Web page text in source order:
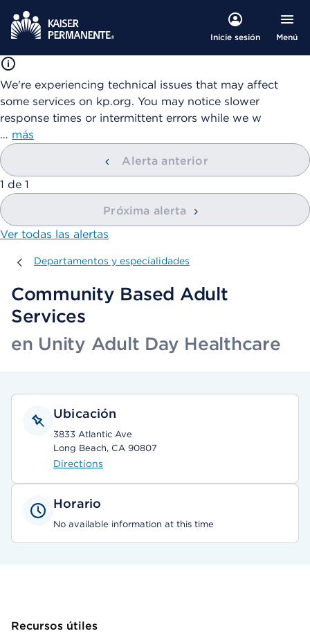
Inicie sesión Menú
We're experiencing technical issues that may affect
some services on kp.org. You may notice slower
response times or intermittent errors while we w
… más
Alerta anterior
mostrando
1 de 1
Próxima alerta
Ver todas las alertas
Departamentos y especialidades
Departamentos y especialidades
Community Based Adult
Services
en Unity Adult Day Healthcare
Ubicación
3833 Atlantic Ave
Long Beach, CA 90807
Directions
Horario
No available information at this time
Recursos útiles